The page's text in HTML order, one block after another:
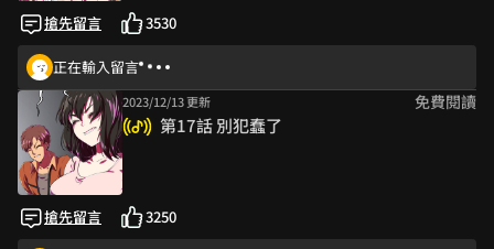
搶先留言 3530
正在輸入留言
2023/12/13 更新 免費閱讀
第17話 別犯蠢了
搶先留言 3250